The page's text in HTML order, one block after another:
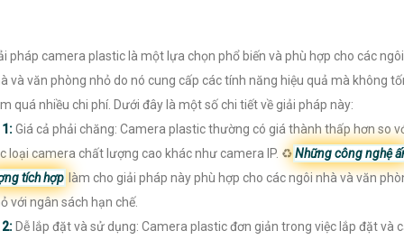
pháp camera plastic là một lựa chọn phổ biến và phù hợp cho các ngôi
và văn phòng nhỏ do nó cung cấp các tính năng hiệu quả mà không
quá nhiều chi phí. Dưới đây là một số chi tiết về giải pháp này:
1:Giá cả phải chăng: Camera plastic thường có giá thành thấp hơn so
loại camera chất lượng cao khác như camera IP. ♻Những công nghệ
tích hợp làm cho giải pháp này phù hợp cho các ngôi nhà và văn
với ngân sách hạn chế.
2: Dễ lắp đặt và sử dụng: Camera plastic đơn giản trong việc lắp đặt và